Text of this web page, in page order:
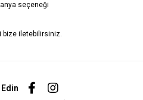
seçeneği
bize iletebilirsiniz.